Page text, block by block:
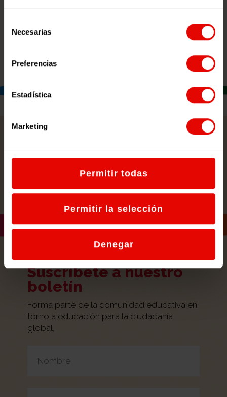
Necesarias
Preferencias
Estadística
Marketing
Permitir todas
Permitir la selección
Denegar
celebraciones actos asambleas
VER TODAS LAS NOTICIAS
Suscríbete a nuestro
boletín
Forma parte de la comunidad educativa en
torno a educación para la ciudadanía
global.